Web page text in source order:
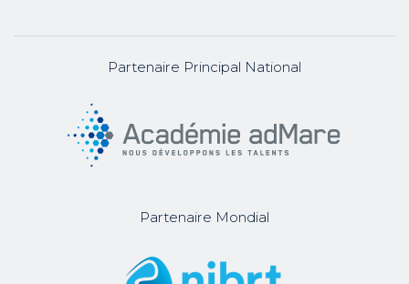
Partenaire Principal National
Partenaire Mondial